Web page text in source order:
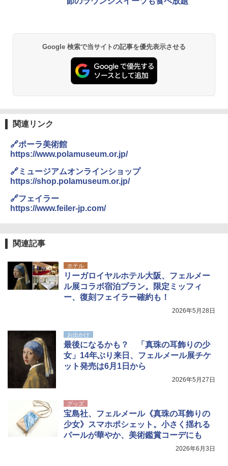
Google 検索で当サイトの記事を優先表示させる
関連リンク
🔗ポーラ美術館
https://www.polamuseum.or.jp/
🔗ミュージアムオンラインショップ
https://shop.polamuseum.or.jp/
🔗フェイラー
https://www.feiler-jp.com/
関連記事
ホテル
リーガロイヤルホテル大阪、フェルメー
ル展コラボ宿泊プラン。限定ミッフィ
ー、復刻フェイラー確約も！
2026年5月28日
お出かけ
最後になるかも？ 「真珠の耳飾りの少
女」14年ぶり来日、フェルメール展チケ
ット発売は6月1日から
2026年5月27日
グッズ
宝島社、フェルメール《真珠の耳飾りの
少女》スマホポシェット。小さく揺れる
パールが華やか、美術鑑賞コーデにも
2026年6月3日